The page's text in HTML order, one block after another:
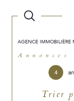
AGENCE IMMOBILIÈRE
4
Trier